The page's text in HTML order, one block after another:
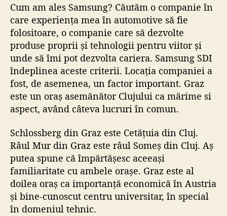
Cum am ales Samsung? Căutăm o companie în
care experiența mea în automotive să fie
folositoare, o companie care să dezvolte
produse proprii și tehnologii pentru viitor și
unde să îmi pot dezvolta cariera. Samsung SDI
îndeplinea aceste criterii. Locația companiei a
fost, de asemenea, un factor important. Graz
este un oraș asemănător Clujului ca mărime si
aspect, având câteva lucruri în comun.
Schlossberg din Graz este Cetățuia din Cluj.
Râul Mur din Graz este râul Someș din Cluj. Aș
putea spune că împărtășesc aceeași
familiaritate cu ambele orașe. Graz este al
doilea oraș ca importanță economică în Austria
și bine-cunoscut centru universitar, în special
în domeniul tehnic.